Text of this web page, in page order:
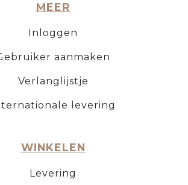
MEER
Inloggen
aanmaken
Verlanglijstje
levering
WINKELEN
Levering